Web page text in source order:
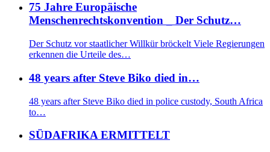
75 Jahre Europäische
Menschenrechtskonvention _ Der Schutz…
Der Schutz vor staatlicher Willkür bröckelt Viele Regierungen
erkennen die Urteile des…
48 years after Steve Biko died in…
48 years after Steve Biko died in police custody, South Africa
to…
SÜDAFRIKA ERMITTELT